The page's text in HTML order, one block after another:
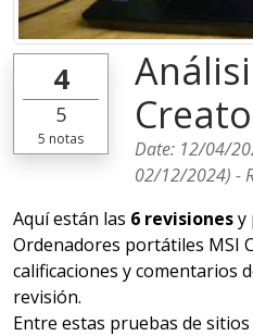
4
5
5 notas Date: 12/04/
02/12/2024) -
Aquí están las 6 revisionesy
Ordenadores portátiles MSI
calificaciones y comentarios
revisión.
Entre estas pruebas de